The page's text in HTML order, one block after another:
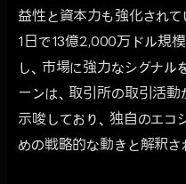
益性と資本力も強化されて
1日で13億2,000万ドル規
し、市場に強力なシグナル
ーンは、取引所の取引活動
示唆しており、独自のエコ
めの戦略的な動きと解釈さ